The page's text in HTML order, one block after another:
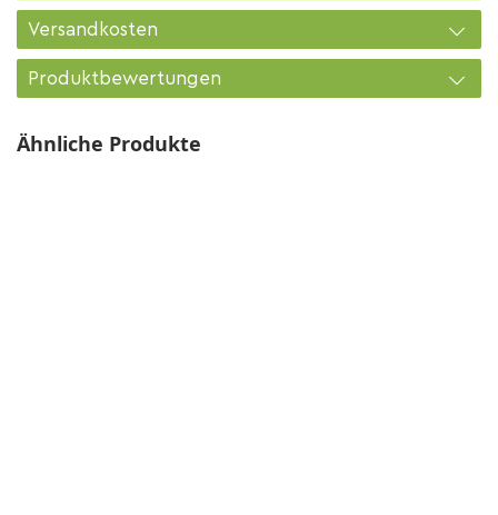
Versandkosten
Produktbewertungen
Ähnliche Produkte